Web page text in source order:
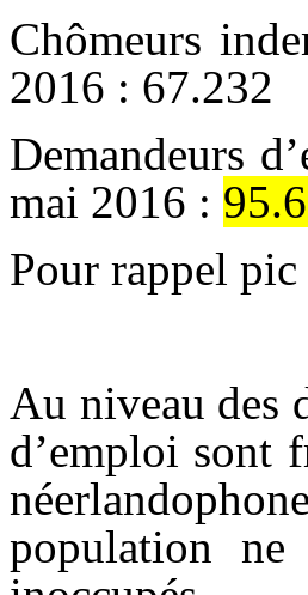
Chômeurs
2016 : 67.232
Demandeurs
mai 2016 :
Pour rappel
Au niveau des
d’emploi sont
population ne